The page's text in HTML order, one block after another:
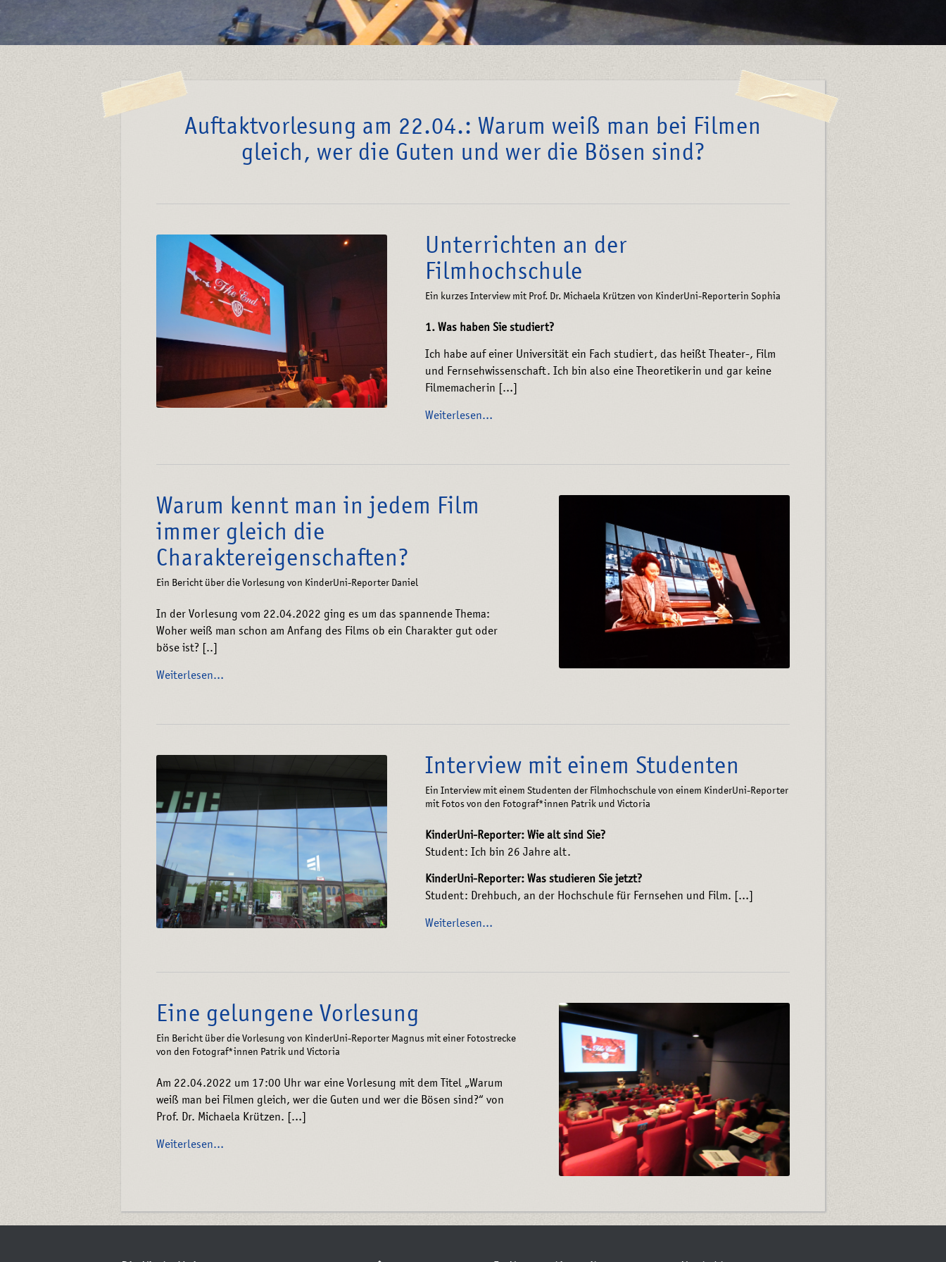
Auftaktvorlesung am 22.04.: Warum weiß man bei Filmen
gleich, wer die Guten und wer die Bösen sind?
Unterrichten an der
Filmhochschule
Ein kurzes Interview mit Prof. Dr. Michaela Krützen von KinderUni-Reporterin Sophia
1. Was haben Sie studiert?
Ich habe auf einer Universität ein Fach studiert, das heißt Theater-, Film
und Fernsehwissenschaft. Ich bin also eine Theoretikerin und gar keine
Filmemacherin […]
Weiterlesen…
Warum kennt man in jedem Film
immer gleich die
Charaktereigenschaften?
Ein Bericht über die Vorlesung von KinderUni-Reporter Daniel
In der Vorlesung vom 22.04.2022 ging es um das spannende Thema:
Woher weiß man schon am Anfang des Films ob ein Charakter gut oder
böse ist? [..]
Weiterlesen…
Interview mit einem Studenten
Ein Interview mit einem Studenten der Filmhochschule von einem KinderUni-Reporter
mit Fotos von den Fotograf*innen Patrik und Victoria
KinderUni-Reporter: Wie alt sind Sie?
Student: Ich bin 26 Jahre alt.
KinderUni-Reporter: Was studieren Sie jetzt?
Student: Drehbuch, an der Hochschule für Fernsehen und Film. […]
Weiterlesen…
Eine gelungene Vorlesung
Ein Bericht über die Vorlesung von KinderUni-Reporter Magnus mit einer Fotostrecke
von den Fotograf*innen Patrik und Victoria
Am 22.04.2022 um 17:00 Uhr war eine Vorlesung mit dem Titel „Warum
weiß man bei Filmen gleich, wer die Guten und wer die Bösen sind?“ von
Prof. Dr. Michaela Krützen. […]
Weiterlesen…